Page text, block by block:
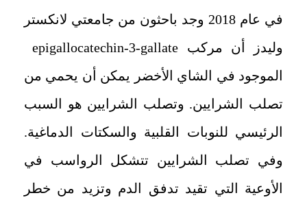
في عام 2018 وجد باحثون من جامعتي لانكستر
وليدز أن مركب epigallocatechin-3-gallate
الموجود في الشاي الأخضر يمكن أن يحمي من
تصلب الشرايين. وتصلب الشرايين هو السبب
الرئيسي للنوبات القلبية والسكتات الدماغية.
وفي تصلب الشرايين تتشكل الرواسب في
الأوعية التي تقيد تدفق الدم وتزيد من خطر